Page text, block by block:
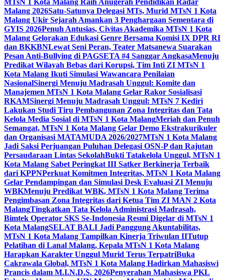
MTsN 1 Kota Malang Raih Anugerah Pendidikan Radar
Malang 2026Satu-Satunya Delegasi MTs, Murid MTsN 1 Kota
Malang Ukir Sejarah Amankan 3 Penghargaan Sementara di
GYIS 2026Penuh Antusias, Civitas Akademika MTsN 1 Kota
Malang Gelorakan Edukasi Genre Bersama Komisi IX DPR RI
dan BKKBNLewat Seni Peran, Teater Matsanewa Suarakan
Pesan Anti-Bullying di PAGSETA #4 Sanggar AngkasaMenuju
Predikat Wilayah Bebas dari Korupsi, Tim Inti ZI MTsN 1
Kota Malang Ikuti Simulasi Wawancara Penilaian
NasionalSinergi Menuju Madrasah Unggul: Komite dan
Manajemen MTsN 1 Kota Malang Gelar Rakor Sosialisasi
RKAMSinergi Menuju Madrasah Unggul: MTsN 7 Kediri
Lakukan Studi Tiru Pembangunan Zona Integritas dan Tata
Kelola Media Sosial di MTsN 1 Kota MalangMeriah dan Penuh
Semangat, MTsN 1 Kota Malang Gelar Demo Ekstrakurikuler
dan Organisasi MATAMUDA 2026/2027MTsN 1 Kota Malang
Jadi Saksi Perjuangan Puluhan Delegasi OSN-P dan Rajutan
Persaudaraan Lintas SekolahBukti Tatakelola Unggul, MTsN 1
Kota Malang Sabet Peringkat III Satker Berkinerja Terbaik
dari KPPNPerkuat Komitmen Integritas, MTsN 1 Kota Malang
Gelar Pendampingan dan Simulasi Desk Evaluasi ZI Menuju
WBKMenuju Predikat WBK, MTsN 1 Kota Malang Terima
Pengimbasan Zona Integritas dari Ketua Tim ZI MAN 2 Kota
MalangTingkatkan Tata Kelola Administrasi Madrasah,
Bimtek Operator SKS Se-Indonesia Resmi Digelar di MTsN 1
Kota MalangSELAT BALI Jadi Panggung Akuntabilitas,
MTsN 1 Kota Malang Tampilkan Kinerja Triwulan IITutup
Pelatihan di Lanal Malang, Kepala MTsN 1 Kota Malang
Harapkan Karakter Unggul Murid Terus TerpatriBuka
Cakrawala Global, MTsN 1 Kota Malang Hadirkan Mahasiswi
Prancis dalam M.I.N.D.S. 2026Penyerahan Mahasiswa PKL